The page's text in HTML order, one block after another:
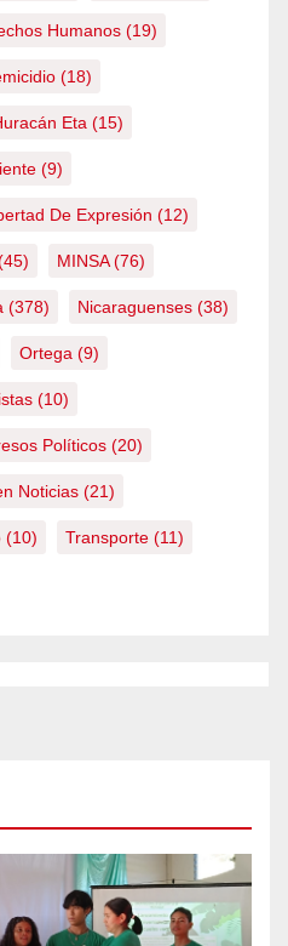
Humanos (19)
(18)
Eta (15)
(9)
De Expresión (12)
MINSA(76)
(378) Nicaraguenses (38)
Ortega (9)
(10)
Políticos (20)
Noticias (21)
(10) Transporte (11)